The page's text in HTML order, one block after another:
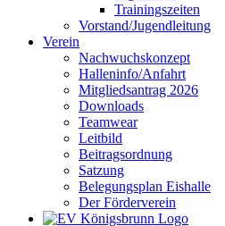
Trainingszeiten
Vorstand/Jugendleitung
Verein
Nachwuchskonzept
Halleninfo/Anfahrt
Mitgliedsantrag 2026
Downloads
Teamwear
Leitbild
Beitragsordnung
Satzung
Belegungsplan Eishalle
Der Förderverein